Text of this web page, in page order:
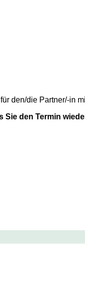
den/die Partner/-in
den Termin